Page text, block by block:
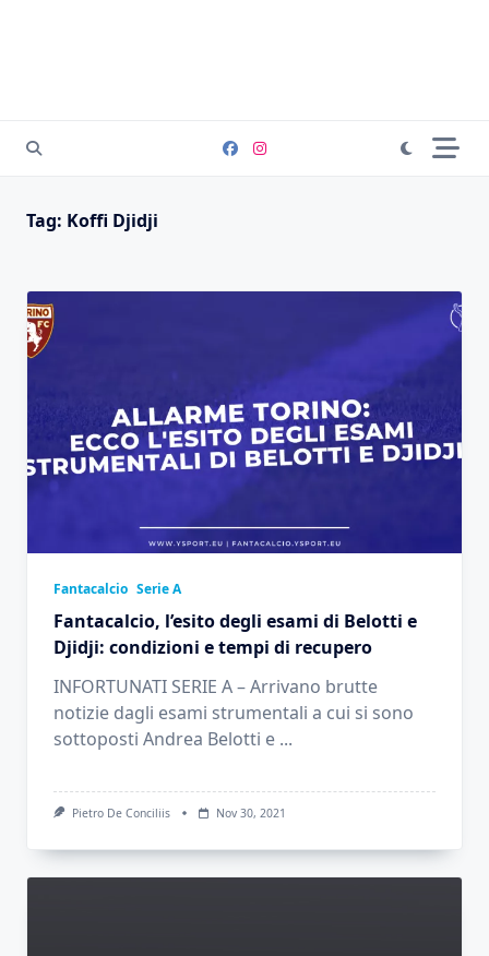
Tag: Koffi Djidji
Fantacalcio Serie A
Fantacalcio, l’esito degli esami di Belotti e
Djidji: condizioni e tempi di recupero
INFORTUNATI SERIE A – Arrivano brutte
notizie dagli esami strumentali a cui si sono
sottoposti Andrea Belotti e ...
Pietro De Conciliis Nov 30, 2021